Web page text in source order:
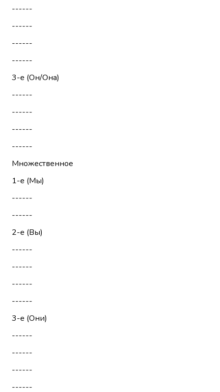
------
------
------
------
3-е (Он/Она)
------
------
------
------
Множественное
1-е (Мы)
------
------
2-е (Вы)
------
------
------
------
3-е (Они)
------
------
------
------